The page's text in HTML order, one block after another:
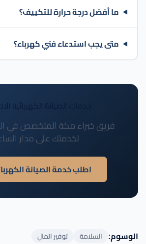
ما أفضل درجة حرارة للتكييف؟
متى يجب استدعاء فني كهرباء؟
خدمات الصيانة الكهربائية
فريق خبراء مكة المتخصص في
لخدمتك على مدار
اطلب خدمة الصيانة
الوسوم: السلامة توفير المال